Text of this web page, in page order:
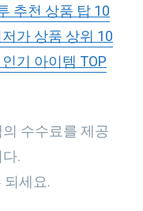
추천 상품 탑 10
가 상품 상위 10
기 아이템 TOP
수수료를 제공
.
세요.